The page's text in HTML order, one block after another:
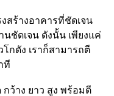
สร้างอาคารที่ชัดเจน
นชัดเจน ดังนั้น เพียงแค่
กดัง เราก็สามารถตี
ที
ว้าง ยาว สูง พร้อมตี